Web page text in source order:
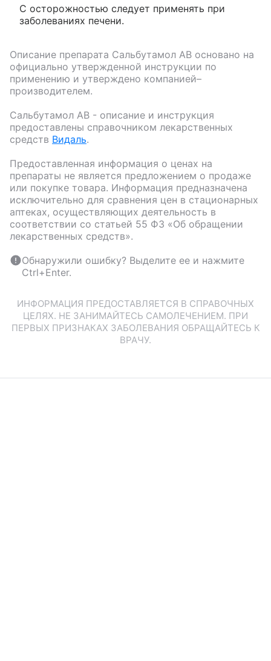
С осторожностью следует применять при
заболеваниях печени.
Описание препарата Сальбутамол АВ основано на
официально утвержденной инструкции по
применению и утверждено компанией–
производителем.
Сальбутамол АВ - описание и инструкция
предоставлены справочником лекарственных
средств Видаль.
Предоставленная информация о ценах на
препараты не является предложением о продаже
или покупке товара. Информация предназначена
исключительно для сравнения цен в стационарных
аптеках, осуществляющих деятельность в
соответствии со статьей 55 ФЗ «Об обращении
лекарственных средств».
Обнаружили ошибку? Выделите ее и нажмите
Ctrl+Enter.
ИНФОРМАЦИЯ ПРЕДОСТАВЛЯЕТСЯ В СПРАВОЧНЫХ
ЦЕЛЯХ. НЕ ЗАНИМАЙТЕСЬ САМОЛЕЧЕНИЕМ. ПРИ
ПЕРВЫХ ПРИЗНАКАХ ЗАБОЛЕВАНИЯ ОБРАЩАЙТЕСЬ К
ВРАЧУ.